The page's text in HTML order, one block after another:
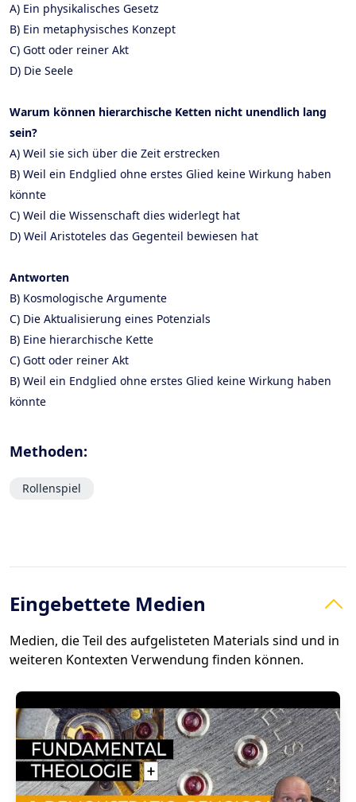
A) Ein physikalisches Gesetz
B) Ein metaphysisches Konzept
C) Gott oder reiner Akt
D) Die Seele
Warum können hierarchische Ketten nicht unendlich lang
sein?
A) Weil sie sich über die Zeit erstrecken
B) Weil ein Endglied ohne erstes Glied keine Wirkung haben
könnte
C) Weil die Wissenschaft dies widerlegt hat
D) Weil Aristoteles das Gegenteil bewiesen hat
Antworten
B) Kosmologische Argumente
C) Die Aktualisierung eines Potenzials
B) Eine hierarchische Kette
C) Gott oder reiner Akt
B) Weil ein Endglied ohne erstes Glied keine Wirkung haben
könnte
Methoden:
Rollenspiel
Eingebettete Medien
Medien, die Teil des aufgelisteten Materials sind und in
weiteren Kontexten Verwendung finden können.